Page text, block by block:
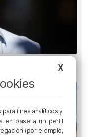
errores que
eclipse
X
fines analíticos y
en base a un perfil
(por ejemplo,